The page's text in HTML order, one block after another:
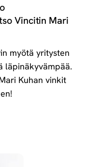
Vincitin Mari
myötä yritysten
läpinäkyvämpää.
Kuhan vinkit